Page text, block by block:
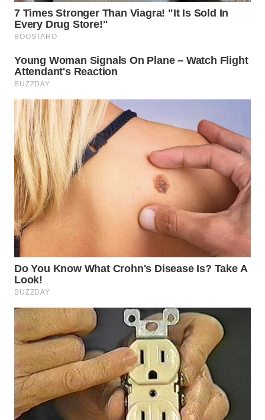
WN
TAPANULI
WN DELI
WN
TEBING
TINGGI
WN
PAKPAK
WN
KARAWANG
WN
BEKASI
WN
BOGOR
WN
DEPOK
WN
TAPANULI